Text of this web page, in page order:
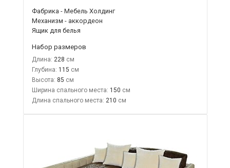
Фабрика - Мебель Холдинг
Механизм - аккордеон
Ящик для белья
Набор размеров
Длина: 228
Глубина: 115
Высота: 85
Ширина спального места: 150
Длина спального места: 210